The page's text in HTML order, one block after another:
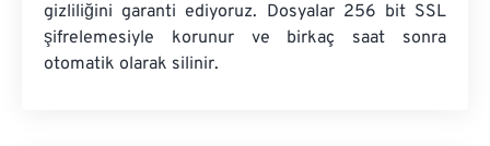
gizliliğini garanti ediyoruz. Dosyalar 256 bit SSL
şifrelemesiyle korunur ve birkaç saat sonra
otomatik olarak silinir.